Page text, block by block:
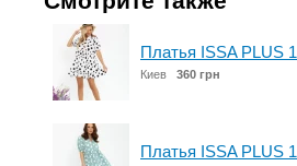
Платья ISSA PLUS
Киев 360 грн
Платья ISSA PLUS